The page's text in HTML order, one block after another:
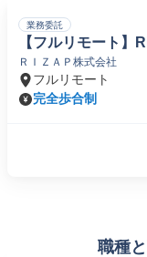
業務委託
【フルリモート】
ＲＩＺＡＰ株式会社
フルリモート
完全歩合制
職種